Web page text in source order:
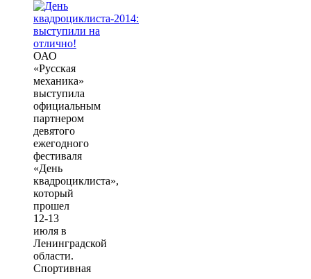
ОАО
«Русская
механика»
выступила
официальным
партнером
девятого
ежегодного
фестиваля
«День
квадроциклиста»,
который
прошел
12-13
июля в
Ленинградской
области.
Спортивная